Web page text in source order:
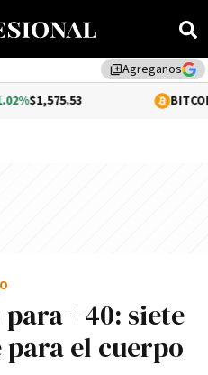
library_addAgreganos
-0.07%
+40: siete
el cuerpo